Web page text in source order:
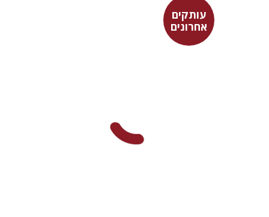
עותקים
אחרונים